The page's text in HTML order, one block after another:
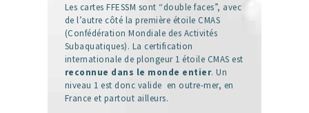
Les cartes FFESSM sont “double faces”, avec
de l’autre côté la première étoile CMAS
(Confédération Mondiale des Activités
Subaquatiques). La certification
internationale de plongeur 1 étoile CMAS est
reconnue dans le monde entier. Un
niveau 1 est donc valide en outre-mer, en
France et partout ailleurs.